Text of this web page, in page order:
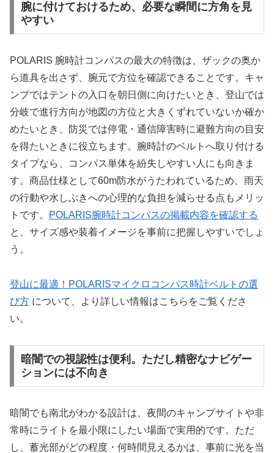
腕に付けておけるため、必要な瞬間に方角を見
やすい
POLARIS 腕時計コンパスの最大の特徴は、ザックの奥か
ら道具を出さず、腕元で方位を確認できることです。キャ
ンプではテントの入口を朝日側に向けたいとき、登山では
分岐で進行方向が地図の方位と大きくずれていないか確か
めたいとき、防災では停電・通信障害時に避難方向の目安
を得たいときに役立ちます。腕時計のベルトへ取り付ける
タイプなら、コンパス単体を紛失しやすい人にも向きま
す。商品仕様として60m防水がうたわれているため、雨天
の行動や水しぶきへの心理的な負担を減らせる点もメリッ
トです。
POLARIS腕時計コンパスの掲載内容を確認する
と、サイズ感や装着イメージを事前に把握しやすいでしょ
う。
登山に最適！POLARISマイクロコンパス時計ベルトの選
び方 について、より詳しい情報はこちらをご覧くださ
い。
暗闇での視認性は便利。ただし精密なナビゲー
ションには不向き
暗闇でも南北がわかる設計は、夜間のキャンプサイトや非
常時にライトを最小限にしたい場面で実用的です。ただ
し、蓄光部がどの程度・何時間見えるかは、事前に光を当